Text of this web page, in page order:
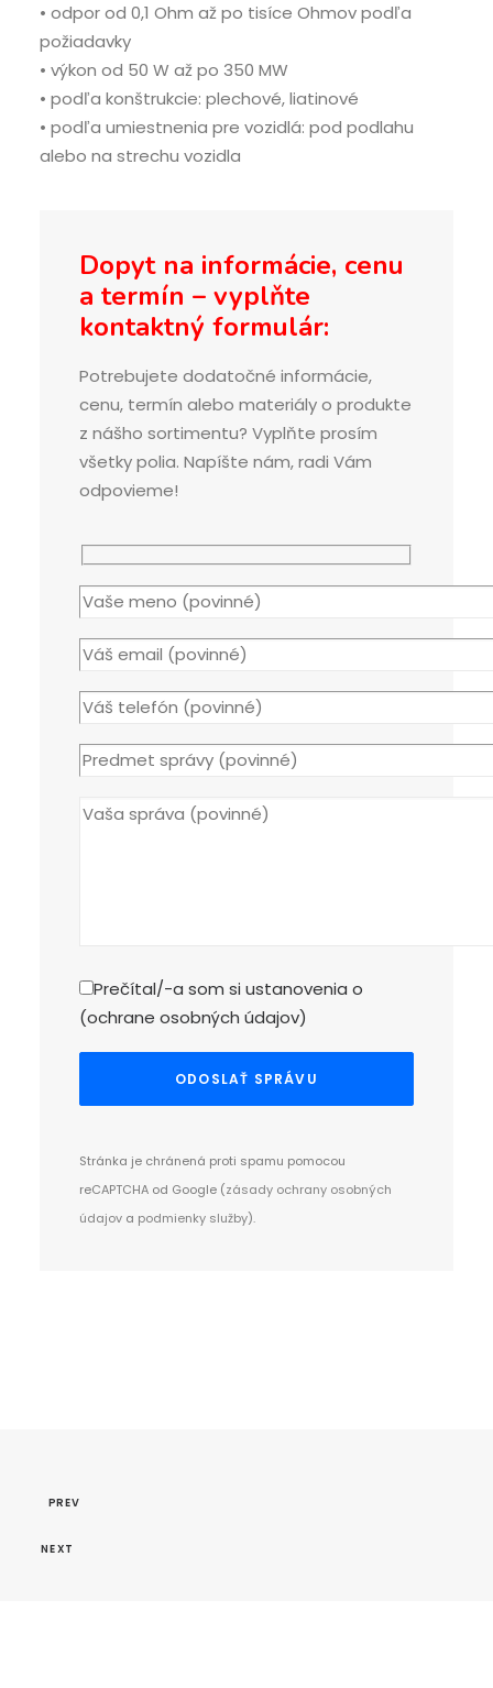
• odpor od 0,1 Ohm až po tisíce Ohmov podľa
požiadavky
• výkon od 50 W až po 350 MW
• podľa konštrukcie: plechové, liatinové
• podľa umiestnenia pre vozidlá: pod podlahu
alebo na strechu vozidla
Dopyt na informácie, cenu
a termín – vyplňte
kontaktný formulár:
Potrebujete dodatočné informácie,
cenu, termín alebo materiály o produkte
z nášho sortimentu? Vyplňte prosím
všetky polia. Napíšte nám, radi Vám
odpovieme!
Prečítal/-a som si ustanovenia o
(ochrane osobných údajov)
Stránka je chránená proti spamu pomocou
reCAPTCHA od Google (zásady ochrany osobných
údajov a podmienky služby).
PREV
NEXT